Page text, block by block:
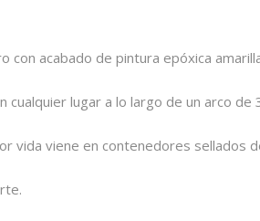
con acabado de pintura epóxica
cualquier lugar a lo largo de un arco de
vida viene en contenedores sellados